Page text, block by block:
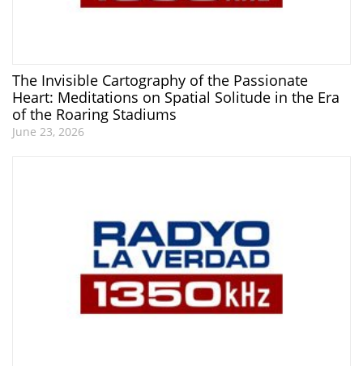
The Invisible Cartography of the Passionate
Heart: Meditations on Spatial Solitude in the Era
of the Roaring Stadiums
June 23, 2026